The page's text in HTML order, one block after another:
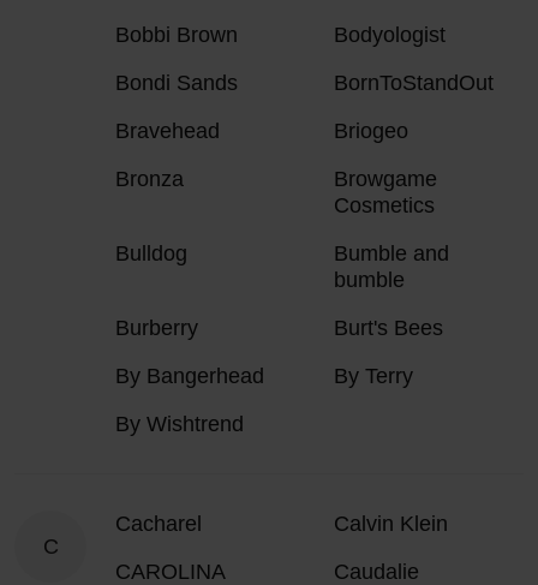
Bobbi Brown
Bodyologist
Bondi Sands
BornToStandOut
Bravehead
Briogeo
Bronza
Browgame
Cosmetics
Bulldog
Bumble and
bumble
Burberry
Burt's Bees
By Bangerhead
By Terry
By Wishtrend
C
Cacharel
Calvin Klein
CAROLINA
Caudalie